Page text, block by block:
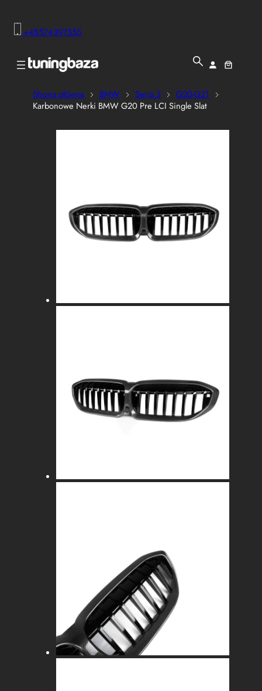
+48574397555
Strona główna BMW Seria 3
G20-G21
Karbonowe Nerki BMW G20 Pre LCI Single Slat